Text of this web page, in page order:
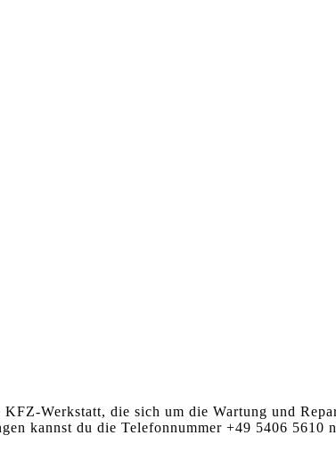
Werkstatt, die sich um die Wartung und
kannst du die Telefonnummer +49 5406 5610